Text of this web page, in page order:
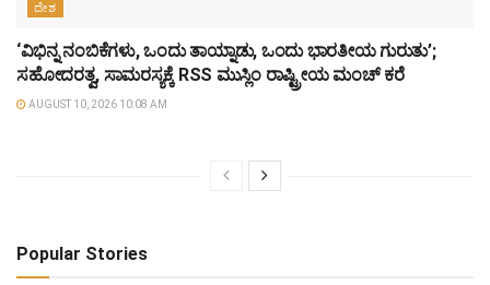
ದೇಶ
‘ವಿಭಿನ್ನ ನಂಬಿಕೆಗಳು, ಒಂದು ತಾಯ್ನಾಡು, ಒಂದು ಭಾರತೀಯ ಗುರುತು’;
ಸಹೋದರತ್ವ, ಸಾಮರಸ್ಯಕ್ಕೆ RSS ಮುಸ್ಲಿಂ ರಾಷ್ಟ್ರೀಯ ಮಂಚ್ ಕರೆ
AUGUST 10, 2026 10:08 AM
Popular Stories